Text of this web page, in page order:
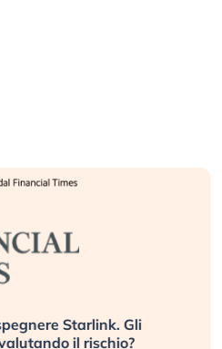
Starlink. Gli
il rischio?